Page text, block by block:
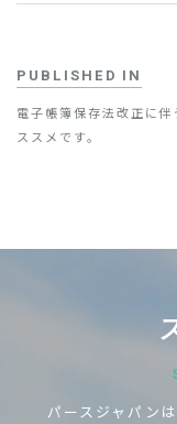
PUBLISHED IN
電子帳簿保存法改正に
ススメです。
パースジャパンは